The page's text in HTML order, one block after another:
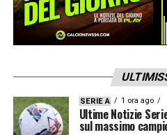
SERIE A 1 ora ago
Ultime Notizie
sul massimo